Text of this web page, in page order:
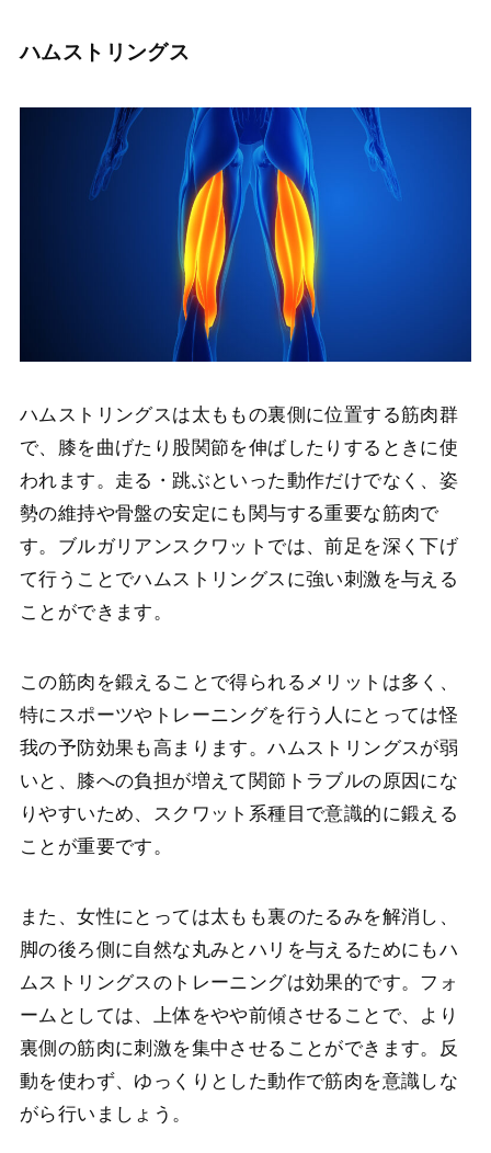
ハムストリングス
ハムストリングスは太ももの裏側に位置する筋肉群
で、膝を曲げたり股関節を伸ばしたりするときに使
われます。走る・跳ぶといった動作だけでなく、姿
勢の維持や骨盤の安定にも関与する重要な筋肉で
す。ブルガリアンスクワットでは、前足を深く下げ
て行うことでハムストリングスに強い刺激を与える
ことができます。
この筋肉を鍛えることで得られるメリットは多く、
特にスポーツやトレーニングを行う人にとっては怪
我の予防効果も高まります。ハムストリングスが弱
いと、膝への負担が増えて関節トラブルの原因にな
りやすいため、スクワット系種目で意識的に鍛える
ことが重要です。
また、女性にとっては太もも裏のたるみを解消し、
脚の後ろ側に自然な丸みとハリを与えるためにもハ
ムストリングスのトレーニングは効果的です。フォ
ームとしては、上体をやや前傾させることで、より
裏側の筋肉に刺激を集中させることができます。反
動を使わず、ゆっくりとした動作で筋肉を意識しな
がら行いましょう。